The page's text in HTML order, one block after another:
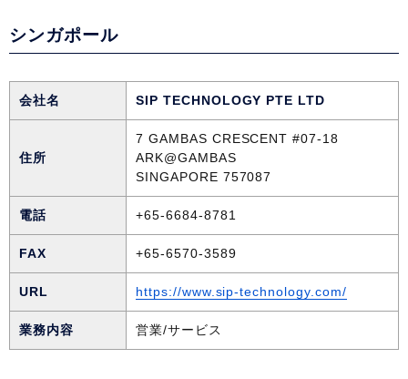
シンガポール
会社名 SIP TECHNOLOGY PTE LTD
住所
7 GAMBAS CRESCENT #07-18
ARK@GAMBAS
SINGAPORE 757087
電話 +65-6684-8781
FAX +65-6570-3589
URL https://www.sip-technology.com/
業務内容 営業/サービス